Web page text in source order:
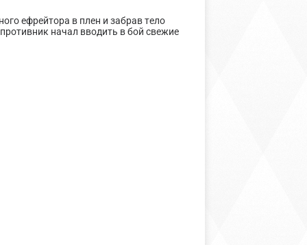
ефрейтора в плен и забрав тело
начал вводить в бой свежие